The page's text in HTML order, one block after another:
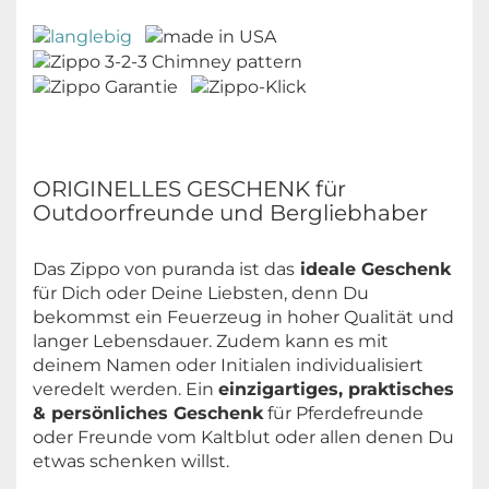
ORIGINELLES GESCHENK für
Outdoorfreunde und Bergliebhaber
Das Zippo von puranda ist das ideale Geschenk
für Dich oder Deine Liebsten, denn Du
bekommst ein Feuerzeug in hoher Qualität und
langer Lebensdauer. Zudem kann es mit
deinem Namen oder Initialen individualisiert
veredelt werden. Ein einzigartiges, praktisches
& persönliches Geschenk für Pferdefreunde
oder Freunde vom Kaltblut oder allen denen Du
etwas schenken willst.